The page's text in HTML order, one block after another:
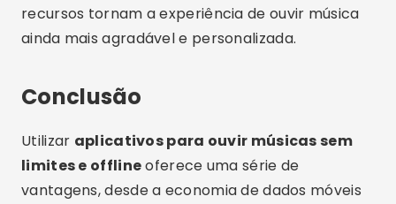
recursos tornam a experiência de ouvir música
ainda mais agradável e personalizada.
Conclusão
Utilizar aplicativos para ouvir músicas sem
limites e offlineoferece uma série de
vantagens, desde a economia de dados móveis